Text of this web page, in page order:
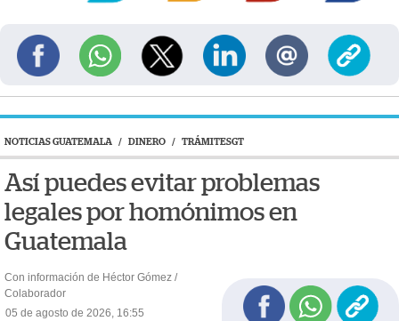
NOTICIAS GUATEMALA / DINERO / TRÁMITESGT
Así puedes evitar problemas
legales por homónimos en
Guatemala
Con información de Héctor Gómez /
Colaborador
05 de agosto de 2026, 16:55